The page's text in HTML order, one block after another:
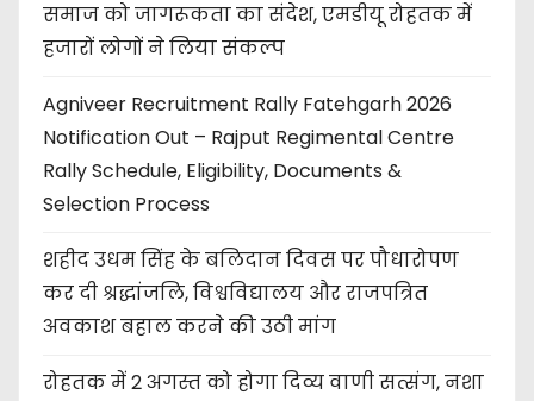
समाज को जागरूकता का संदेश, एमडीयू रोहतक में
हजारों लोगों ने लिया संकल्प
Agniveer Recruitment Rally Fatehgarh 2026
Notification Out – Rajput Regimental Centre
Rally Schedule, Eligibility, Documents &
Selection Process
शहीद उधम सिंह के बलिदान दिवस पर पौधारोपण
कर दी श्रद्धांजलि, विश्वविद्यालय और राजपत्रित
अवकाश बहाल करने की उठी मांग
रोहतक में 2 अगस्त को होगा दिव्य वाणी सत्संग, नशा